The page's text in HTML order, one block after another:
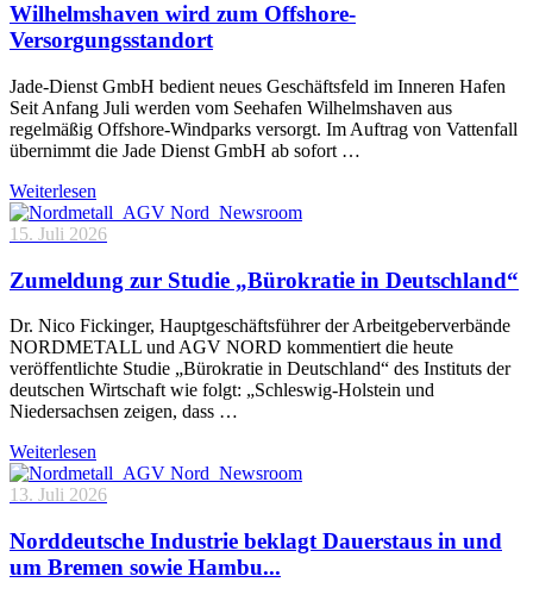
Wilhelmshaven wird zum Offshore-
Versorgungsstandort
Jade-Dienst GmbH bedient neues Geschäftsfeld im Inneren Hafen
Seit Anfang Juli werden vom Seehafen Wilhelmshaven aus
regelmäßig Offshore-Windparks versorgt. Im Auftrag von Vattenfall
übernimmt die Jade Dienst GmbH ab sofort …
Weiterlesen
15. Juli 2026
Zumeldung zur Studie „Bürokratie in Deutschland“
Dr. Nico Fickinger, Hauptgeschäftsführer der Arbeitgeberverbände
NORDMETALL und AGV NORD kommentiert die heute
veröffentlichte Studie „Bürokratie in Deutschland“ des Instituts der
deutschen Wirtschaft wie folgt: „Schleswig-Holstein und
Niedersachsen zeigen, dass …
Weiterlesen
13. Juli 2026
Norddeutsche Industrie beklagt Dauerstaus in und
um Bremen sowie Hambu...